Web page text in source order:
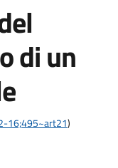
di un
16;495~art21)